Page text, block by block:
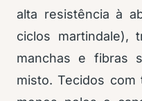
alta resistência à
ciclos martindale),
manchas e fibras
misto. Tecidos com